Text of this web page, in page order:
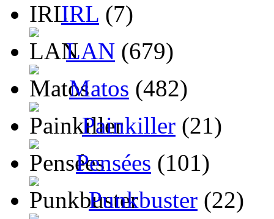
IRL (7)
LAN (679)
Matos (482)
Painkiller (21)
Pensées (101)
Punkbuster (22)